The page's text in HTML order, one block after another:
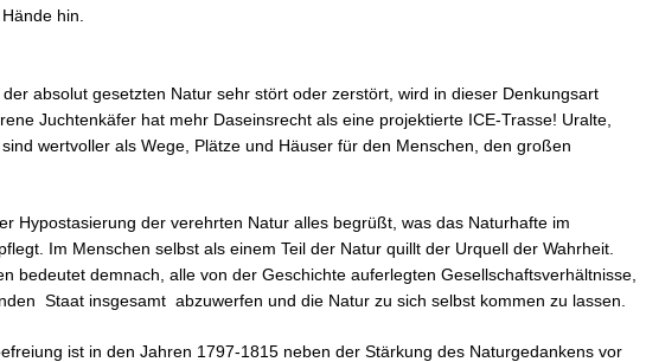
hin.
absolut gesetzten Natur sehr stört oder zerstört, wird in dieser Denkungsart
Juchtenkäfer hat mehr Daseinsrecht als eine projektierte ICE-Trasse! Uralte,
wertvoller als Wege, Plätze und Häuser für den Menschen, den großen
Hypostasierung der verehrten Natur alles begrüßt, was das Naturhafte im
Im Menschen selbst als einem Teil der Natur quillt der Urquell der Wahrheit.
bedeutet demnach, alle von der Geschichte auferlegten Gesellschaftsverhältnisse,
Staat insgesamt abzuwerfen und die Natur zu sich selbst kommen zu lassen.
ist in den Jahren 1797-1815 neben der Stärkung des Naturgedankens vor